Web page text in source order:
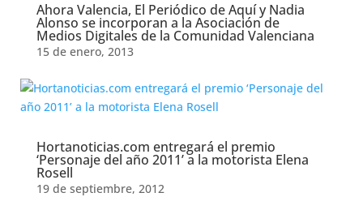
Ahora Valencia, El Periódico de Aquí y Nadia
Alonso se incorporan a la Asociación de
Medios Digitales de la Comunidad Valenciana
15 de enero, 2013
Hortanoticias.com entregará el premio
‘Personaje del año 2011’ a la motorista Elena
Rosell
19 de septiembre, 2012